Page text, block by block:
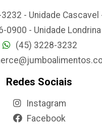
- Unidade Cascavel
0900 - Unidade Londrina
(45) 3228-3232
Redes Sociais
Instagram
Facebook